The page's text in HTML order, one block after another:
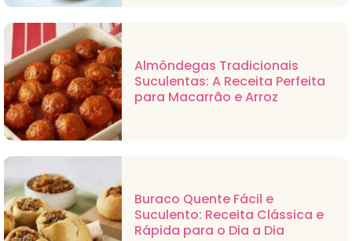
Almôndegas Tradicionais
Suculentas: A Receita Perfeita
para Macarrão e Arroz
Buraco Quente Fácil e
Suculento: Receita Clássica e
Rápida para o Dia a Dia